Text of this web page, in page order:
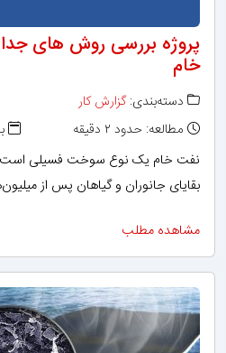
پروژه بررسی روش های
خام
دسته‌بندی:گزارش کار
مطالعه: حدود ۲ دقیقه
نفت خام یک نوع سوخت فسیلی است
بقایای جانوران و گیاهان پس از
مشاهده مطلب